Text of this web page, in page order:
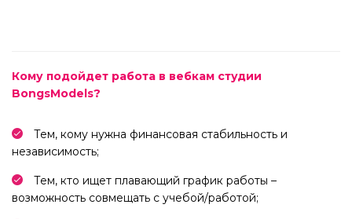
Кому подойдет работа в вебкам студии
BongsModels?
Тем, кому нужна финансовая стабильность и
независимость;
Тем, кто ищет плавающий график работы –
возможность совмещать с учебой/работой;